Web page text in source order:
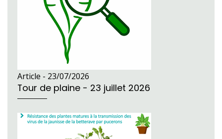
Article - 23/07/2026
Tour de plaine - 23 juillet 2026